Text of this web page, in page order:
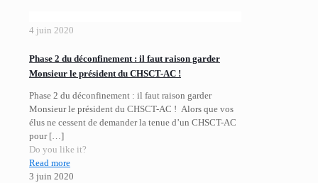
4 juin 2020
Phase 2 du déconfinement : il faut raison garder
Monsieur le président du CHSCT-AC !
Phase 2 du déconfinement : il faut raison garder
Monsieur le président du CHSCT-AC ! Alors que vos
élus ne cessent de demander la tenue d’un CHSCT-AC
pour[…]
Do you like it?
Read more
3 juin 2020